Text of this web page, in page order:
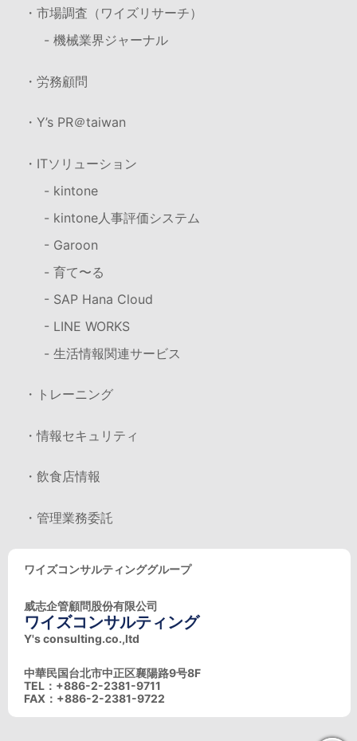
・市場調査（ワイズリサーチ）
- 機械業界ジャーナル
・労務顧問
・Y’s PR＠taiwan
・ITソリューション
- kintone
- kintone人事評価システム
- Garoon
- 育て〜る
- SAP Hana Cloud
- LINE WORKS
- 生活情報関連サービス
・トレーニング
・情報セキュリティ
・飲食店情報
・管理業務委託
ワイズコンサルティンググループ
威志企管顧問股份有限公司
ワイズコンサルティング
Y's consulting.co.,ltd
中華民国台北市中正区襄陽路9号8F
TEL：+886-2-2381-9711
FAX：+886-2-2381-9722